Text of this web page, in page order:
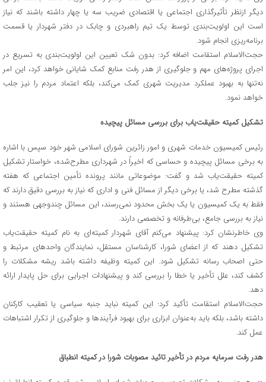
دیگر ازنظر تأثیرگذاری اجتماعی یا اقتصادی ضریب سه یا چهار داشته باشند که نیاز
است این اولویت‌بندی توسط یک تیم راهبردی و چابک در دفتر شهردار یا قسمت
برنامه‌ریزی انجام شود.
حجت‌الاسلام استقامت اضافه کرد: بدون شک تعیین این اولویت‌بندی به تسریع در
اجرای پروژه‌های مهم و جلوگیری از هدر رفت منابع کمک شایانی خواهد کرد، این امر
نه‌تنها به بهبود عملکرد مدیریت شهری کمک می‌کند، بلکه اعتماد مردم را نیز جلب
خواهد نمود.
تشکیل کمیته حقیقت‌یاب برای بررسی مسائل پیچیده
رئیس کمیسیون خدمات شهری و امور زائرین شورای اسلامی شهر خود سپس با اشاره
به برخی مسائل پیچیده و حساسی که اخیراً در شهرداری مطرح‌شده، خواستار تشکیل
کمیته حقیقت‌یاب شد و گفت: موضوعاتی مانند پرونده تأمین اجتماعی که هفته
گذشته مطرح شد، یا برخی دیگر از مسائل فنی و اداری که نیاز به بررسی دقیق دارند که
فقط به یک کمیسیون یا یک بخش محدود نمی‌رسند، این مسائل چندوجهی هستند و
نیاز به بررسی جامع، بی‌طرفانه و تخصصی دارند.
وی خاطرنشان کرد: پیشنهاد می‌کنم آقای شهردار کمیته‌ای به نام کمیته حقیقت‌یاب
تشکیل دهند که از اعضای شورا، کارشناسان مستقل، نمایندگان واحدهای مرتبط و
حتی اصحاب رسانه تشکیل شود. این کمیته وظیفه داشته باشد ریشه مشکلات را
کشف کند، علل تأخیر یا خطا را بررسی کند و پیشنهادات اجرایی برای حل پایدار ارائه
دهد.
حجت‌الاسلام استقامت تأکید کرد: این کمیته نباید جنبه سیاسی یا تعقیب کارکنان
داشته باشد، بلکه باید به‌عنوان ابزاری برای بهبود فرآیندها و جلوگیری از تکرار اشتباهات
عمل کند.
هدر رفت سرمایه مردم در تأخیر تائید مصوبات شورا در کمیته انطباق